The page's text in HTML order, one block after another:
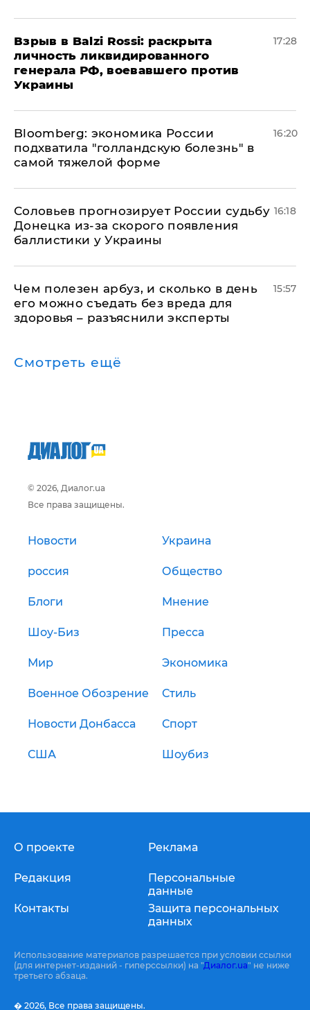
​Взрыв в Balzi Rossi: раскрыта
личность ликвидированного
генерала РФ, воевавшего против
Украины
17:28
Bloomberg: экономика России
подхватила "голландскую болезнь" в
самой тяжелой форме
16:20
Соловьев прогнозирует России судьбу
Донецка из-за скорого появления
баллистики у Украины
16:18
Чем полезен арбуз, и сколько в день
его можно съедать без вреда для
здоровья – разъяснили эксперты
15:57
Смотреть ещё
© 2026, Диалог.ua
Все права защищены.
Новости Украина
россия Общество
Блоги Мнение
Шоу-Биз Пресса
Мир Экономика
Военное Обозрение Стиль
Новости Донбасса Спорт
США Шоубиз
О проекте
Редакция
Контакты
Реклама
Персональные
данные
Защита персональных
данных
Использование материалов разрешается при условии ссылки
(для интернет-изданий - гиперссылки) на "Диалог.ua" не ниже
третьего абзаца.
� 2026, Все права защищены.